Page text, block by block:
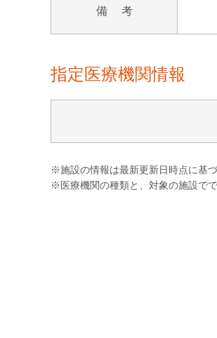
備 考
指定医療機関情報
※施設の情報は最新更新日時点に基
※医療機関の種類と、対象の施設で